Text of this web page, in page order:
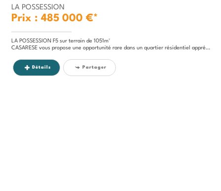
LA POSSESSION
Prix : 485 000 €*
LA POSSESSION F5 sur terrain de 1051m²
CASARESE vous propose une opportunité rare dans un quartier résidentiel apprécié de La Possession à environ 400 m...
Détails Partager